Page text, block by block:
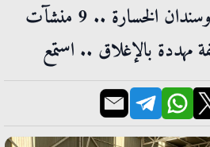
بين مطرقة الترحيل وسندان الخسارة .. 9 منشآت
مهددة بالإغلاق .. استمع